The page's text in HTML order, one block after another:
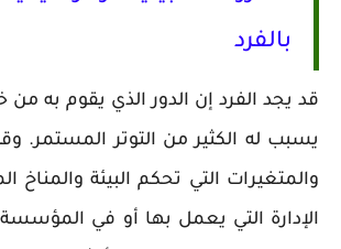
بالفرد
قد يجد الفرد إن الدور الذي يقوم به من
يسبب له الكثير من التوتر المستمر.
والمتغيرات التي تحكم البيئة والمناخ
الإدارة التي يعمل بها أو في